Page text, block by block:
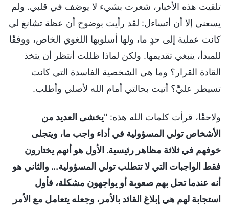
تلقيت هذه الأخبار، شعرت بشيء لا يوصَف في قلبي. ولم
يسعني إلا أن أتساءل: لقد رأيت بوضوح أن عظة تشانغ لي
كانت عملية إلى حدٍ ما، ولها أسلوبها اللغوي الخاص، ووفقًا
للمبدأ، ينبغي تقديمها. ولكن لماذا ظللت أنتظر أن يتخذ
القادة القرار؟ وما هي الشخصية الفاسدة التي كانت
تسيطر عليَّ؟ أتيت بحالتي أمام الله لأصلي وأطلب.
ولاحقًا، قرأت كلمات الله هذه: "يخشى العديد من
الأشخاص تولي المسؤولية في أداء واجب ما، ويتجلى
خوفهم في ثلاثة مظاهر رئيسية. الأول هو أنهم يختارون
فقط الواجبات التي لا تتطلب تولي المسؤولية... والثاني هو
أنه عندما تحل بهم صعوبة أو يواجهون مشكلة، فأول
استجابة لهم هي إبلاغ القائد بالأمر، وجعله يتعامل مع الأمر